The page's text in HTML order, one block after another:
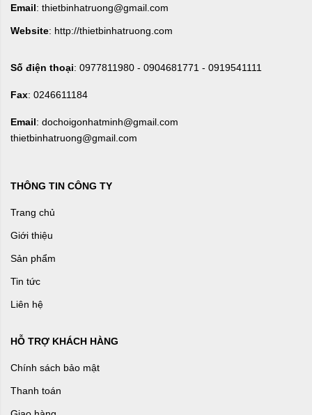
Email: thietbinhatruong@gmail.com
Website: http://thietbinhatruong.com
Số điện thoại: 0977811980 - 0904681771 - 0919541111
Fax: 0246611184
Email: dochoigonhatminh@gmail.com
thietbinhatruong@gmail.com
THÔNG TIN CÔNG TY
Trang chủ
Giới thiệu
Sản phẩm
Tin tức
Liên hệ
HỖ TRỢ KHÁCH HÀNG
Chính sách bảo mật
Thanh toán